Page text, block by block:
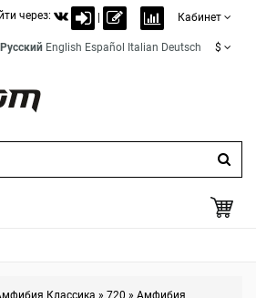
через: Кабинет
Русский English Español Italian Deutsch $
Классика » 720 » Амфибия